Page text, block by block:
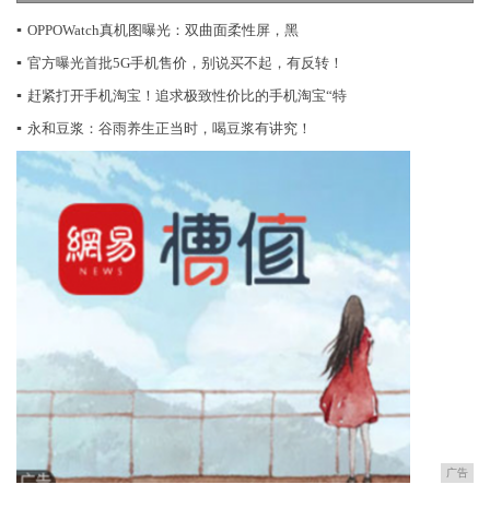
▪ OPPOWatch真机图曝光：双曲面柔性屏，黑
▪ 官方曝光首批5G手机售价，别说买不起，有反转！
▪ 赶紧打开手机淘宝！追求极致性价比的手机淘宝“特
▪ 永和豆浆：谷雨养生正当时，喝豆浆有讲究！
广告